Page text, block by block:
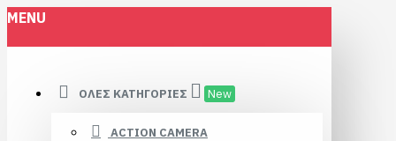
MENU
ΌΛΕΣ ΚΑΤΗΓΟΡΊΕΣ New
ACTION CAMERA